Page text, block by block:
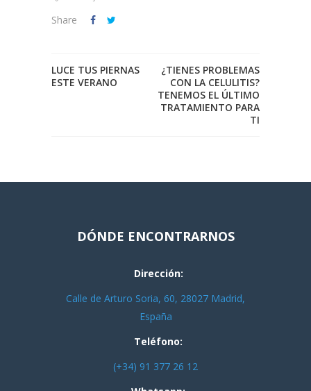
Share
LUCE TUS PIERNAS
ESTE VERANO
¿TIENES PROBLEMAS
CON LA CELULITIS?
TENEMOS EL ÚLTIMO
TRATAMIENTO PARA
TI
DÓNDE ENCONTRARNOS
Dirección:
Calle de Arturo Soria, 60, 28027 Madrid,
España
Teléfono:
(+34) 91 377 26 12